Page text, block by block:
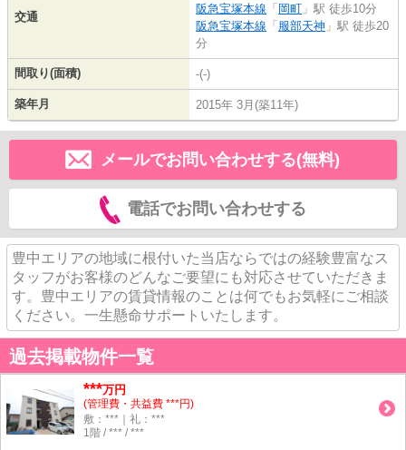
交通
阪急宝塚本線 「 岡町 」駅 徒歩10分
阪急宝塚本線 「 服部天神 」駅 徒歩20
分
間取り(面積) -(-)
築年月 2015年 3月(築11年)
メールでお問い合わせする(無料)
電話でお問い合わせする
豊中エリアの地域に根付いた当店ならではの経験豊富なス
タッフがお客様のどんなご要望にも対応させていただきま
す。豊中エリアの賃貸情報のことは何でもお気軽にご相談
ください。一生懸命サポートいたします。
過去掲載物件一覧
***万円
(管理費・共益費 ***円)
敷：***｜礼：***
1階 / *** / ***